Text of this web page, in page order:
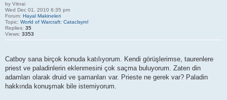
by Vitnai
Wed Dec 01, 2010 6:35 pm
Forum: Hayal Makineleri
Topic: World of Warcraft: Cataclsym!
Replies: 35
Views: 3353
Catboy sana birçok konuda katılıyorum. Kendi görüşlerimse, taurenlere
priest ve paladinlerin eklenmesini çok saçma buluyorum. Zaten din
adamları olarak druid ve şamanları var. Prieste ne gerek var? Paladin
hakkında konuşmak bile istemiyorum.